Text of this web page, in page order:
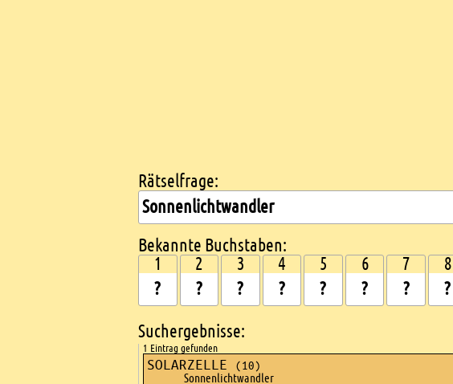
Kreuzworträtsel suchen
Rätselfrage:
Bekannte Buchstaben:
1 2 3 4 5 6 7 8
Suchergebnisse:
1 Eintrag gefunden
SOLARZELLE (10)
Sonnenlichtwandler